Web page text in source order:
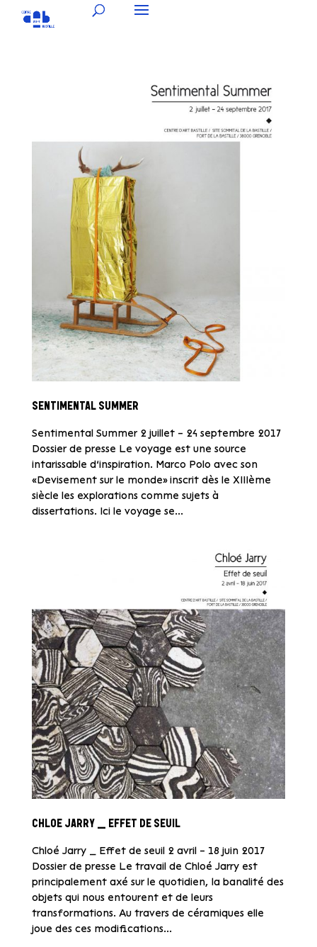
SENTIMENTAL SUMMER
Sentimental Summer 2 juillet – 24 septembre 2017
Dossier de presse Le voyage est une source
intarissable d’inspiration. Marco Polo avec son
«Devisement sur le monde» inscrit dès le XIIIème
siècle les explorations comme sujets à
dissertations. Ici le voyage se...
CHLOE JARRY _ EFFET DE SEUIL
Chloé Jarry _ Effet de seuil 2 avril – 18 juin 2017
Dossier de presse Le travail de Chloé Jarry est
principalement axé sur le quotidien, la banalité des
objets qui nous entourent et de leurs
transformations. Au travers de céramiques elle
joue des ces modifications...